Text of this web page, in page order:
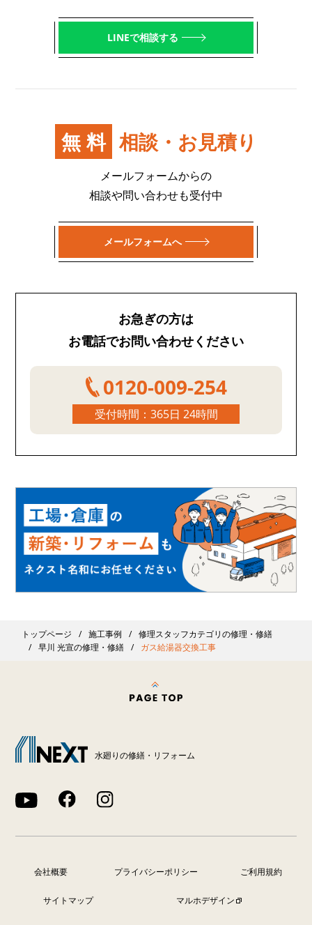
LINEで相談する
無料 相談・お見積り
メールフォームからの
相談や問い合わせも受付中
メールフォームへ
お急ぎの方は
お電話でお問い合わせください
0120-009-254
受付時間：365日 24時間
トップページ 施工事例
修理スタッフカテゴリの修理・修繕
早川 光宣の修理・修繕
ガス給湯器交換工事
水廻りの修繕・リフォーム
会社概要 プライバシーポリシー ご利用規約
サイトマップ マルホデザイン